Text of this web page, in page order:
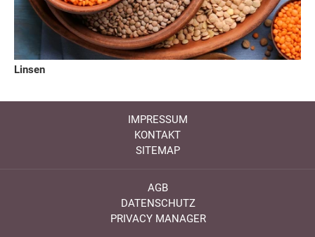
Linsen
IMPRESSUM
KONTAKT
SITEMAP
AGB
DATENSCHUTZ
PRIVACY MANAGER